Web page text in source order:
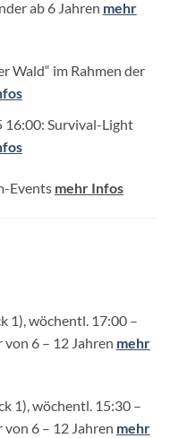
ab 6 Jahren mehr
Wald“ im Rahmen der
16:00: Survival-Light
Events mehr Infos
1), wöchentl. 17:00 –
6 – 12 Jahren mehr
1), wöchentl. 15:30 –
6 – 12 Jahren mehr